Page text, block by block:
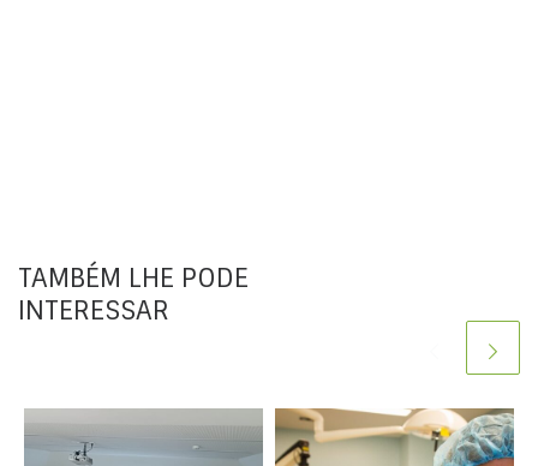
TAMBÉM LHE PODE
INTERESSAR